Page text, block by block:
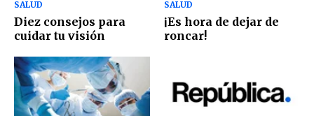
SALUD
Diez consejos para
cuidar tu visión
SALUD
¡Es hora de dejar de
roncar!